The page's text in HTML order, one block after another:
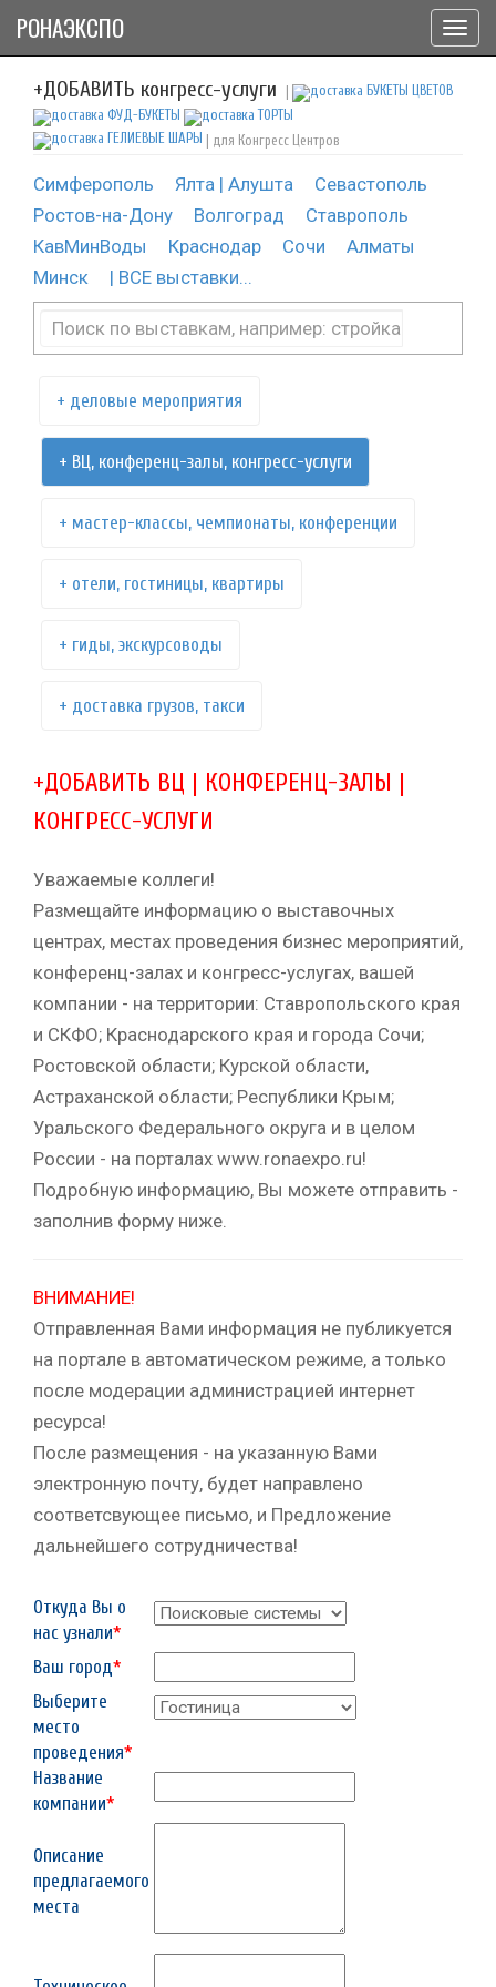
+ДОБАВИТЬ конгресс-услуги
| для Конгресс Центров
Симферополь Ялта | Алушта
Севастополь
Ростов-на-Дону
Волгоград
Ставрополь
КавМинВоды
Краснодар Сочи
Алматы
Минск
| ВСЕ выставки...
+ деловые мероприятия
+ ВЦ, конференц-залы, конгресс-услуги
+ мастер-классы, чемпионаты, конференции
+ отели, гостиницы, квартиры
+ гиды, экскурсоводы
+ доставка грузов, такси
+ДОБАВИТЬ ВЦ | КОНФЕРЕНЦ-ЗАЛЫ |
КОНГРЕСС-УСЛУГИ
Уважаемые коллеги!
Размещайте информацию о выставочных
центрах, местах проведения бизнес мероприятий,
конференц-залах и конгресс-услугах, вашей
компании - на территории: Ставропольского края
и СКФО; Краснодарского края и города Сочи;
Ростовской области; Курской области,
Астраханской области; Республики Крым;
Уральского Федерального округа и в целом
России - на порталах www.ronaexpo.ru!
Подробную информацию, Вы можете отправить -
заполнив форму ниже.
ВНИМАНИЕ!
Отправленная Вами информация не публикуется
на портале в автоматическом режиме, а только
после модерации администрацией интернет
ресурса!
После размещения - на указанную Вами
электронную почту, будет направлено
соответсвующее письмо, и Предложение
дальнейшего сотрудничества!
Откуда Вы о
нас узнали*
Ваш город*
Выберите
место
проведения*
Название
компании*
Описание
предлагаемого
места
РОНАЭКСПО